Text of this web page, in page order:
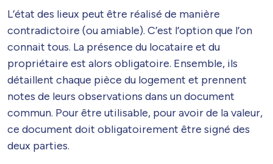
L’état des lieux peut être réalisé de manière
contradictoire (ou amiable). C’est l’option que l’on
connait tous. La présence du locataire et du
propriétaire est alors obligatoire. Ensemble, ils
détaillent chaque pièce du logement et prennent
notes de leurs observations dans un document
commun. Pour être utilisable, pour avoir de la valeur,
ce document doit obligatoirement être signé des
deux parties.